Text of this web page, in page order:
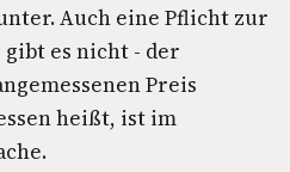
Auch eine Pflicht zur
es nicht - der
Preis
heißt, ist im